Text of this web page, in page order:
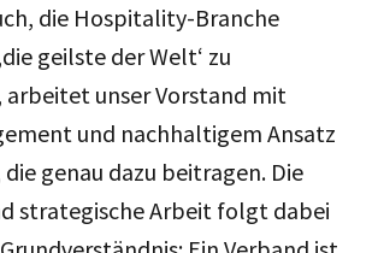
die Hospitality-Branche
geilste der Welt‘ zu
arbeitet unser Vorstand mit
und nachhaltigem Ansatz
genau dazu beitragen. Die
strategische Arbeit folgt dabei